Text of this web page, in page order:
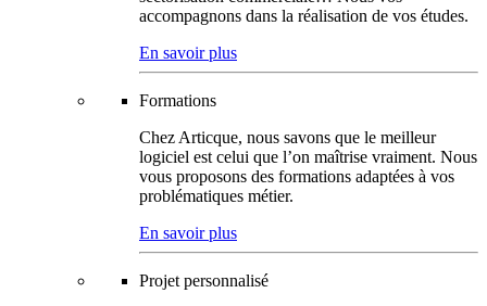
accompagnons dans la réalisation de vos études.
En savoir plus
Formations
Chez Articque, nous savons que le meilleur
logiciel est celui que l’on maîtrise vraiment. Nous
vous proposons des formations adaptées à vos
problématiques métier.
En savoir plus
Projet personnalisé